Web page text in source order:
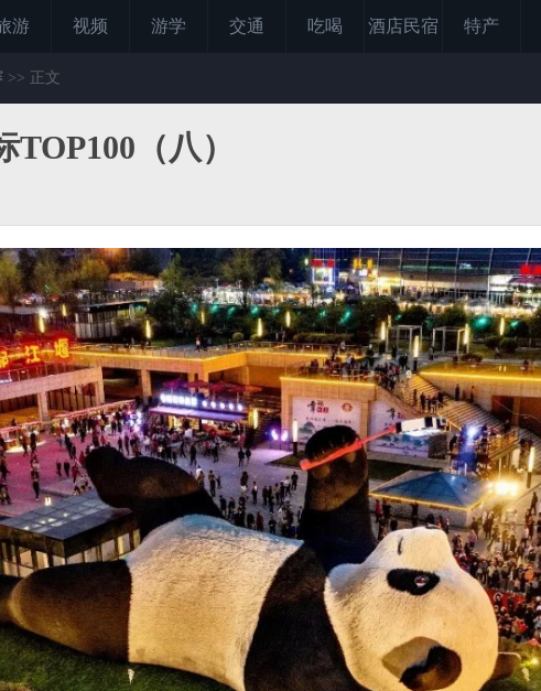
游 视频 游学 交通 吃喝 酒店民宿 特产
>> 正文
（八）